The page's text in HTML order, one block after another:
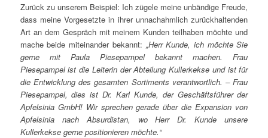
Zurück zu unserem Beispiel: Ich zügele meine unbändige Freude,
dass meine Vorgesetzte in ihrer unnachahmlich zurückhaltenden
Art an dem Gespräch mit meinem Kunden teilhaben möchte und
mache beide miteinander bekannt: „Herr Kunde, ich möchte Sie
gerne mit Paula Piesepampel bekannt machen. Frau
Piesepampel ist die Leiterin der Abteilung Kullerkekse und ist für
die Entwicklung des gesamten Sortiments verantwortlich. – Frau
Piesepampel, dies ist Dr. Karl Kunde, der Geschäftsführer der
Apfelsinia GmbH! Wir sprechen gerade über die Expansion von
Apfelsinia nach Absurdistan, wo Herr Dr. Kunde unsere
Kullerkekse gerne positionieren möchte.“